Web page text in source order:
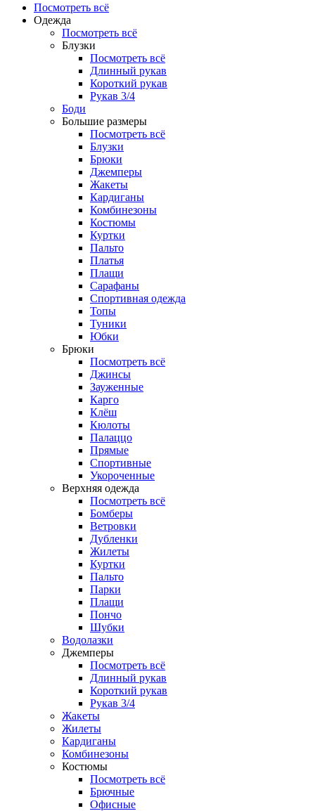
Посмотреть всё
Одежда
Посмотреть всё
Блузки
Посмотреть всё
Длинный рукав
Короткий рукав
Рукав 3/4
Боди
Большие размеры
Посмотреть всё
Блузки
Брюки
Джемперы
Жакеты
Кардиганы
Комбинезоны
Костюмы
Куртки
Пальто
Платья
Плащи
Сарафаны
Спортивная одежда
Топы
Туники
Юбки
Брюки
Посмотреть всё
Джинсы
Зауженные
Карго
Клёш
Кюлоты
Палаццо
Прямые
Спортивные
Укороченные
Верхняя одежда
Посмотреть всё
Бомберы
Ветровки
Дубленки
Жилеты
Куртки
Пальто
Парки
Плащи
Пончо
Шубки
Водолазки
Джемперы
Посмотреть всё
Длинный рукав
Короткий рукав
Рукав 3/4
Жакеты
Жилеты
Кардиганы
Комбинезоны
Костюмы
Посмотреть всё
Брючные
Офисные